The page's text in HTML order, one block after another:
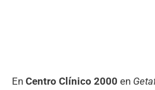
En Centro Clínico 2000 en